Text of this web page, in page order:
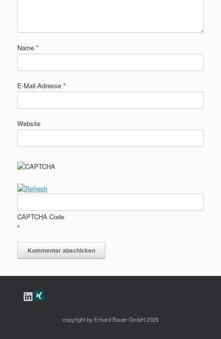
Name *
E-Mail-Adresse *
Website
CAPTCHA Code
*
LinkedIn
copyright by Erhard Bauer GmbH 2025